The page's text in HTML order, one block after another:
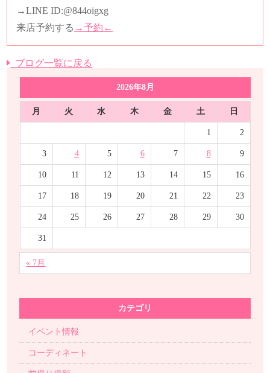
→LINE ID:@844oigxg
来店予約する →予約←
ブログ一覧に戻る
2026年8月
月 火 水 木 金 土 日
1 2
3 4 5 6 7 8 9
10 11 12 13 14 15 16
17 18 19 20 21 22 23
24 25 26 27 28 29 30
31
« 7月
カテゴリ
イベント情報
コーディネート